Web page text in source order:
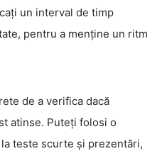
un interval de timp
pentru a menține un ritm
de a verifica dacă
atinse. Puteți folosi o
teste scurte și prezentări,